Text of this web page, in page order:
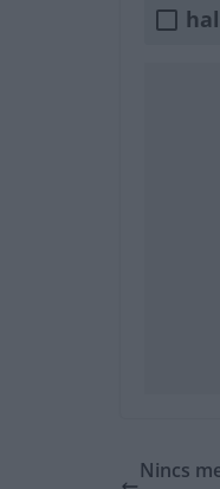
hal
Nincs